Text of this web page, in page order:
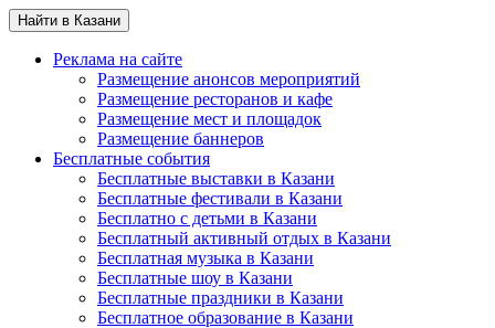
Найти в Казани
Реклама на сайте
Размещение анонсов мероприятий
Размещение ресторанов и кафе
Размещение мест и площадок
Размещение баннеров
Бесплатные события
Бесплатные выставки в Казани
Бесплатные фестивали в Казани
Бесплатно с детьми в Казани
Бесплатный активный отдых в Казани
Бесплатная музыка в Казани
Бесплатные шоу в Казани
Бесплатные праздники в Казани
Бесплатное образование в Казани